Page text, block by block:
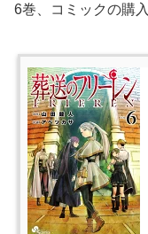
6巻、コミックの購